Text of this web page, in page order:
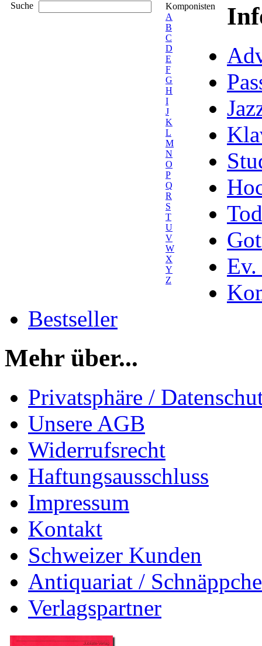
Suche
Komponisten
A
B
C
D
E
F
G
H
I
J
K
L
M
N
O
P
Q
R
S
T
U
V
W
X
Y
Z
Ev.
Bestseller
Mehr über...
Privatsphäre /
Unsere AGB
Widerrufsrecht
Haftungsausschluss
Impressum
Kontakt
Schweizer Kunden
Antiquariat /
Verlagspartner